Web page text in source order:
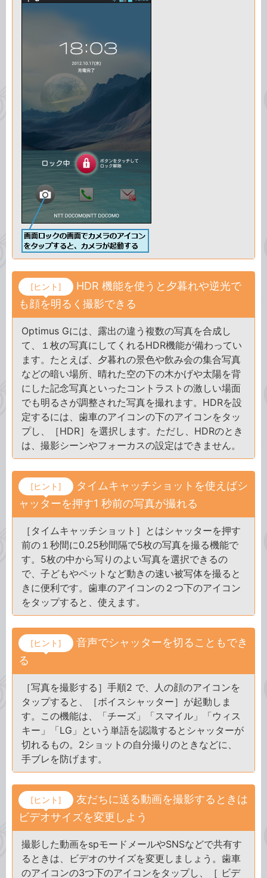
[ヒント]
HDR 機能を使うと夕暮れや逆光で
も顔を明るく撮影できる
Optimus Gには、露出の違う複数の写真を合成し
て、１枚の写真にしてくれるHDR機能が備わってい
ます。たとえば、夕暮れの景色や飲み会の集合写真
などの暗い場所、晴れた空の下の木かげや太陽を背
にした記念写真といったコントラストの激しい場面
でも明るさが調整された写真を撮れます。HDRを設
定するには、歯車のアイコンの下のアイコンをタッ
プし、［HDR］を選択します。ただし、HDRのとき
は、撮影シーンやフォーカスの設定はできません。
[ヒント]
タイムキャッチショットを使えばシ
ャッターを押す1 秒前の写真が撮れる
［タイムキャッチショット］とはシャッターを押す
前の１秒間に0.25秒間隔で5枚の写真を撮る機能で
す。5枚の中から写りのよい写真を選択できるの
で、子どもやペットなど動きの速い被写体を撮ると
きに便利です。歯車のアイコンの２つ下のアイコン
をタップすると、使えます。
[ヒント]
音声でシャッターを切ることもでき
る
［写真を撮影する］手順2 で、人の顔のアイコンを
タップすると、［ボイスシャッター］が起動しま
す。この機能は、「チーズ」「スマイル」「ウィス
キー」「LG」という単語を認識するとシャッターが
切れるもの。2ショットの自分撮りのときなどに、
手ブレを防げます。
[ヒント]
友だちに送る動画を撮影するときは
ビデオサイズを変更しよう
撮影した動画をspモードメールやSNSなどで共有す
るときは、ビデオのサイズを変更しましょう。歯車
のアイコンの3つ下のアイコンをタップし、［ ビデ